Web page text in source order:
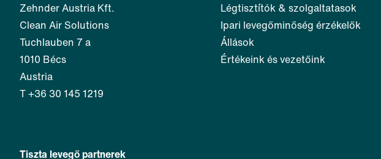
Zehnder Austria Kft.
Clean Air Solutions
Tuchlauben 7 a
1010 Bécs
Austria
T +36 30 145 1219
Légtisztítók & szolgaltatasok
Ipari levegőminőség érzékelők
Állások
Értékeink és vezetőink
Tiszta levegő partnerek